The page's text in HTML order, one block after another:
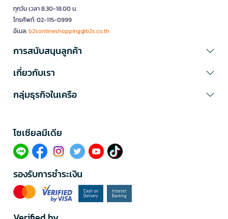
ทุกวัน เวลา 8.30-18.00 น.
โทรศัพท์: 02-115-0999
อีเมล:b2sonlineshopping@b2s.co.th
การสนับสนุนลูกค้า
เกี่ยวกับเรา
กลุ่มธุรกิจในเครือ
โซเซียลมีเดีย​
รองรับการชำระเงิน